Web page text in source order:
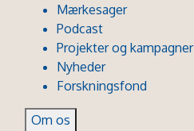
Mærkesager
Podcast
Projekter og kampagner
Nyheder
Forskningsfond
Om os